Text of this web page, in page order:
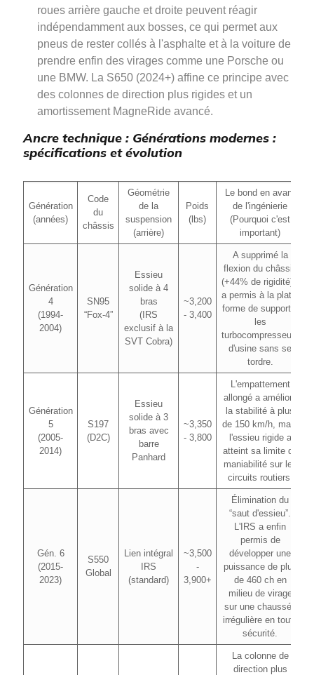
roues arrière gauche et droite peuvent réagir
indépendamment aux bosses, ce qui permet aux
pneus de rester collés à l'asphalte et à la voiture de
prendre enfin des virages comme une Porsche ou
une BMW. La S650 (2024+) affine ce principe avec
des colonnes de direction plus rigides et un
amortissement MagneRide avancé.
Ancre technique : Générations modernes :
spécifications et évolution
Génération
(années)
Code
du
châssis
Géométrie
de la
suspension
(arrière)
Poids
(lbs)
Le bond en avant
de l'ingénierie
(Pourquoi c'est
important)
Génération
4
(1994-
2004)
SN95
“Fox-4”
Essieu
solide à 4
bras
(IRS
exclusif à la
SVT Cobra)
~3,200
- 3,400
A supprimé la
flexion du châssis
(+44% de rigidité) ;
a permis à la plate-
forme de supporter
les
turbocompresseurs
d'usine sans se
tordre.
Génération
5
(2005-
2014)
S197
(D2C)
Essieu
solide à 3
bras avec
barre
Panhard
~3,350
- 3,800
L'empattement
allongé a amélioré
la stabilité à plus
de 150 km/h, mais
l'essieu rigide a
atteint sa limite de
maniabilité sur les
circuits routiers.
Gén. 6
(2015-
2023)
S550
Global
Lien intégral
IRS
(standard)
~3,500
-
3,900+
Élimination du
“saut d'essieu”.
L'IRS a enfin
permis de
développer une
puissance de plus
de 460 ch en
milieu de virage
sur une chaussée
irrégulière en toute
sécurité.
La colonne de
direction plus